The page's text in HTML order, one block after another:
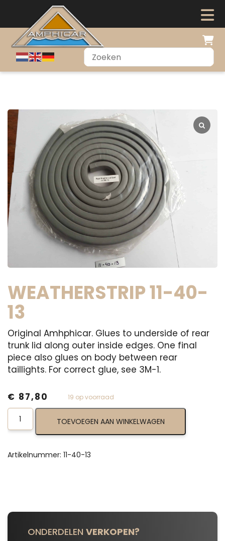
WEATHERSTRIP 11-40-
13
Original Amhphicar. Glues to underside of rear
trunk lid along outer inside edges. One final
piece also glues on body between rear
taillights. For correct glue, see 3M-1.
19 op voorraad
€ 87,80
Weatherstrip
40-
aantal
TOEVOEGEN AAN WINKELWAGEN
Artikelnummer: 11-40-13
ONDERDELEN VERKOPEN?